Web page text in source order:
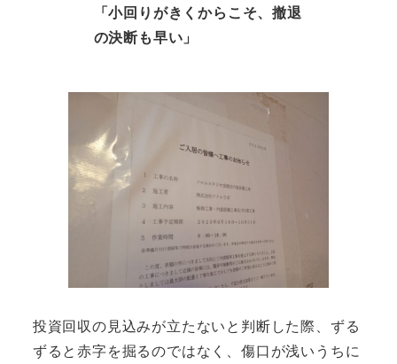
「小回りがきくからこそ、撤退
の決断も早い」
投資回収の見込みが立たないと判断した際、ずる
ずると赤字を掘るのではなく、傷口が浅いうちに